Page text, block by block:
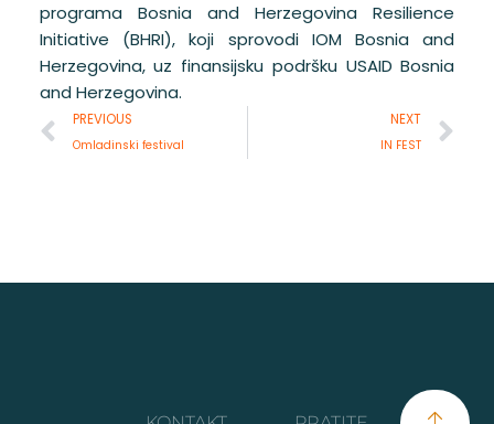
programa Bosnia and Herzegovina Resilience
Initiative (BHRI), koji sprovodi IOM Bosnia and
Herzegovina, uz finansijsku podršku USAID Bosnia
and Herzegovina.
Prev
PREVIOUS
Omladinski festival
NEXT
IN FEST